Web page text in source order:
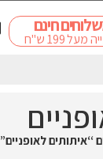
חינם
מעל 199 ש"ח
“איתותים לאופניים”